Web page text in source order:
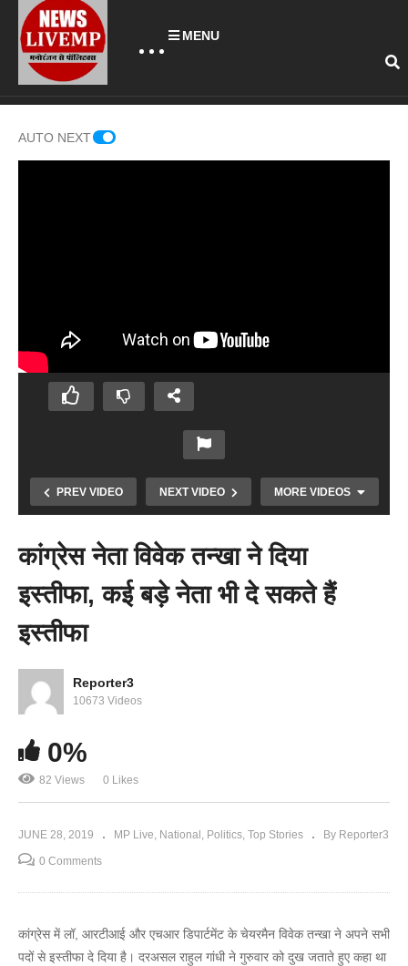
MENU
AUTO NEXT
PREV VIDEO NEXT VIDEO MORE VIDEOS
दोपहर 2 बजे की 10 बड़ी खबरें
कांग्रेस नेता विवेक तन्खा ने दिया
इस्तीफा, कई बड़े नेता भी दे सकते हैं
इस्तीफा
Reporter3
10673 Videos
0%
82 Views 0 Likes
JUNE 28, 2019 MP Live National Politics Top Stories By Reporter3
0 Comments
कांग्रेस में लॉ, आरटीआई और एचआर डिपार्टमेंट के चेयरमैन विवेक तन्खा ने अपने सभी
पदों से इस्तीफा दे दिया है। दरअसल राहुल गांधी ने गुरुवार को दुख जताते हुए कहा था